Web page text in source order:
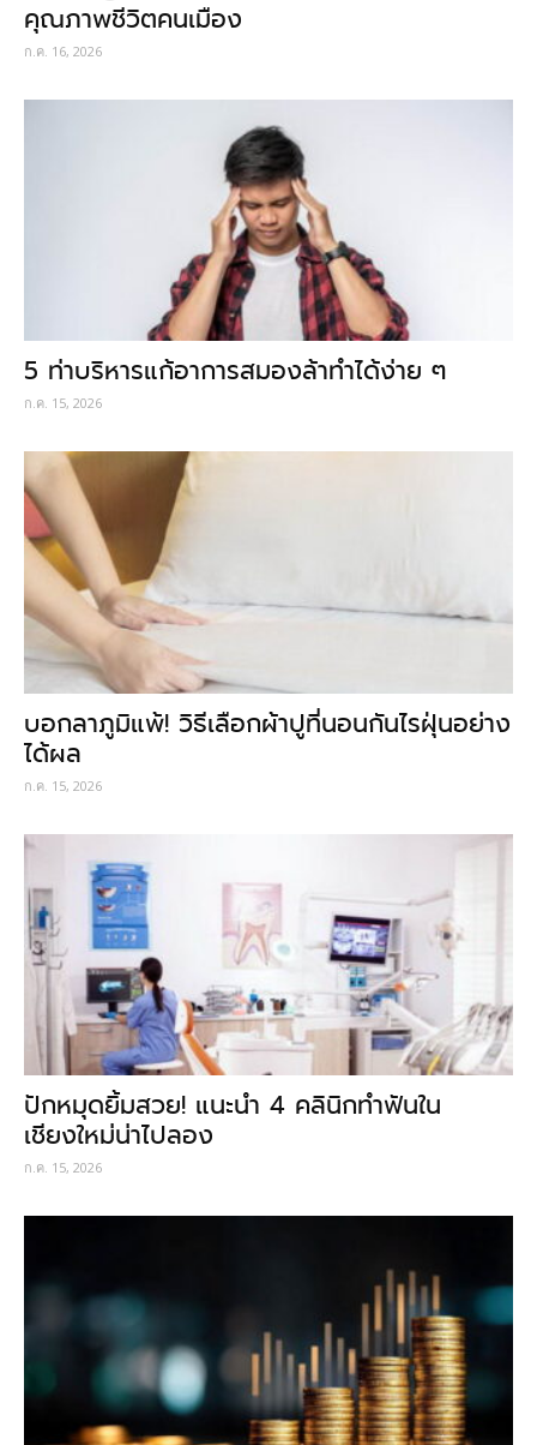
คุณภาพชีวิตคนเมือง
ก.ค. 16, 2026
5 ท่าบริหารแก้อาการสมองล้าทำได้ง่าย ๆ
ก.ค. 15, 2026
บอกลาภูมิแพ้! วิธีเลือกผ้าปูที่นอนกันไรฝุ่นอย่าง
ได้ผล
ก.ค. 15, 2026
ปักหมุดยิ้มสวย! แนะนำ 4 คลินิกทำฟันใน
เชียงใหม่น่าไปลอง
ก.ค. 15, 2026